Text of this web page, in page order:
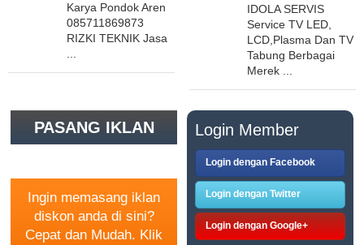
Karya Pondok Aren
085711869873
RIZKI TEKNIK Jasa
IDOLA SERVIS
Service TV LED,
LCD,Plasma Dan TV
Tabung Berbagai
Merek ...
PASANG IKLAN
Ingin memasang iklan
diskon anda di sini?
Cepat dan Mudah. Klik
Login Member
Login dengan Facebook
Login dengan Twitter
Login dengan Google+